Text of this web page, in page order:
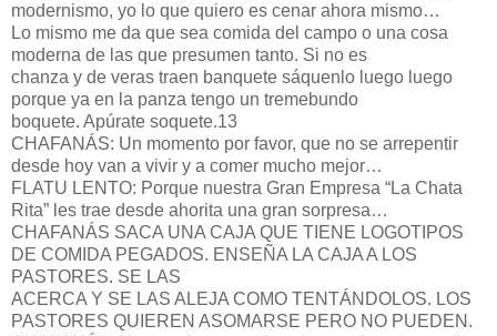
modernismo, yo lo que quiero es cenar ahora mismo…
Lo mismo me da que sea comida del campo o una cosa
moderna de las que presumen tanto. Si no es
chanza y de veras traen banquete sáquenlo luego luego
porque ya en la panza tengo un tremebundo
boquete. Apúrate soquete.13
CHAFANÁS: Un momento por favor, que no se arrepentir
desde hoy van a vivir y a comer mucho mejor…
FLATU LENTO: Porque nuestra Gran Empresa “La Chata
Rita” les trae desde ahorita una gran sorpresa…
CHAFANÁS SACA UNA CAJA QUE TIENE LOGOTIPOS
DE COMIDA PEGADOS. ENSEÑA LA CAJA A LOS
PASTORES. SE LAS
ACERCA Y SE LAS ALEJA COMO TENTÁNDOLOS. LOS
PASTORES QUIEREN ASOMARSE PERO NO PUEDEN.